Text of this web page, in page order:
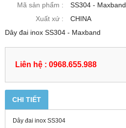
Mã sản phẩm :
SS304 - Maxband
Xuất xứ :
CHINA
Dây đai inox SS304 - Maxband
Liên hệ : 0968.655.988
CHI TIẾT
Dây đai inox SS304